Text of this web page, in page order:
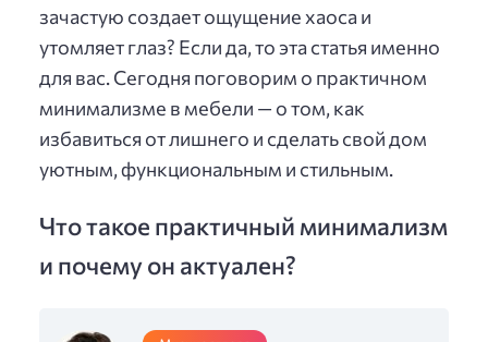
зачастую создает ощущение хаоса и
утомляет глаз? Если да, то эта статья именно
для вас. Сегодня поговорим о практичном
минимализме в мебели — о том, как
избавиться от лишнего и сделать свой дом
уютным, функциональным и стильным.
Что такое практичный минимализм
и почему он актуален?